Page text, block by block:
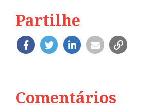
Partilhe
Comentários